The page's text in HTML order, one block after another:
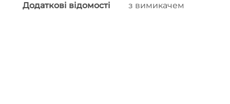
Додаткові відомості з вимикачем